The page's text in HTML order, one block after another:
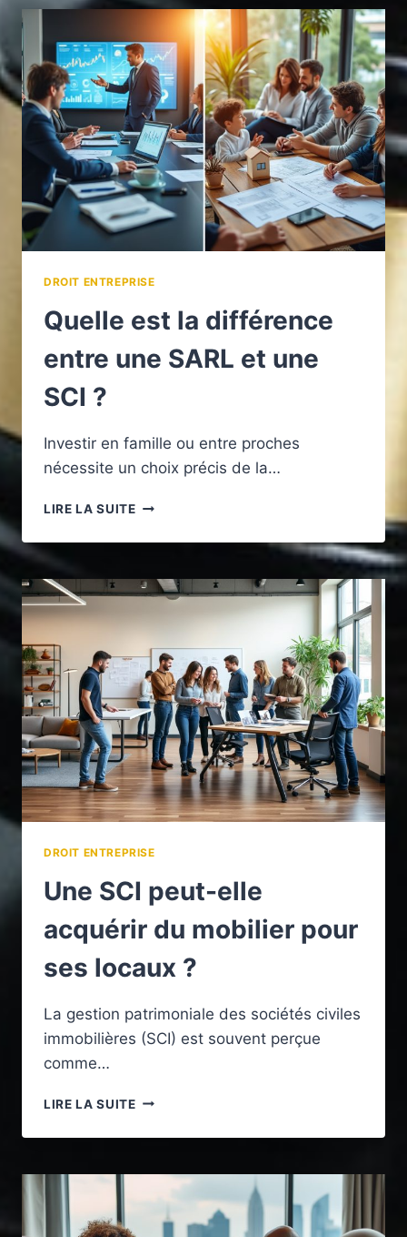
TRANSFORMER
SAS
EN
SCI
POUR
OPTIMISER
VOTRE
PATRIMOINE
?
DROIT ENTREPRISE
Quelle est la différence
entre une SARL et une
SCI ?
Investir en famille ou entre proches
nécessite un choix précis de la…
LIRE LA SUITEQUELLE
LA
ENTRE
UNE
UNE
SCI
?
DROIT ENTREPRISE
Une SCI peut-elle
acquérir du mobilier pour
ses locaux ?
La gestion patrimoniale des sociétés civiles
immobilières (SCI) est souvent perçue
comme…
LIRE LA SUITEUNE
PEUT-
ACQUÉRIR
POUR